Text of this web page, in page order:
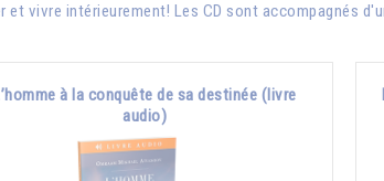
et vivre intérieurement! Les CD sont accompagnés
à la conquête de sa destinée (livre
audio)